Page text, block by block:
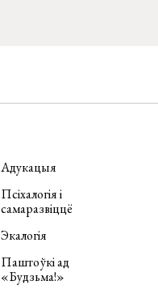
Адукацыя
Псіхалогія і
самаразвіццё
Экалогія
Паштоўкі ад
«Будзьма!»